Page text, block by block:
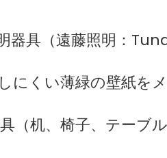
器具（遠藤照明：
にくい薄緑の壁紙を
（机、椅子、テーブ